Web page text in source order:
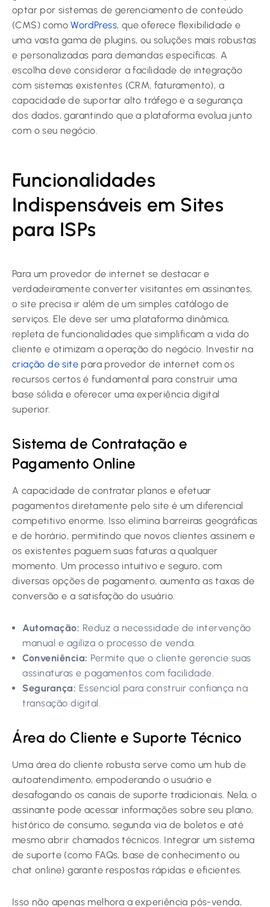
optar por sistemas de gerenciamento de conteúdo
(CMS) comoWordPress, que oferece flexibilidade e
uma vasta gama de plugins, ou soluções mais robustas
e personalizadas para demandas específicas. A
escolha deve considerar a facilidade de integração
com sistemas existentes (CRM, faturamento), a
capacidade de suportar alto tráfego e a segurança
dos dados, garantindo que a plataforma evolua junto
com o seu negócio.
Funcionalidades
Indispensáveis em Sites
para ISPs
Para um provedor de internet se destacar e
verdadeiramente converter visitantes em assinantes,
o site precisa ir além de um simples catálogo de
serviços. Ele deve ser uma plataforma dinâmica,
repleta de funcionalidades que simplificam a vida do
cliente e otimizam a operação do negócio. Investir na
criação de site para provedor de internet com os
recursos certos é fundamental para construir uma
base sólida e oferecer uma experiência digital
superior.
Sistema de Contratação e
Pagamento Online
A capacidade de contratar planos e efetuar
pagamentos diretamente pelo site é um diferencial
competitivo enorme. Isso elimina barreiras geográficas
e de horário, permitindo que novos clientes assinem e
os existentes paguem suas faturas a qualquer
momento. Um processo intuitivo e seguro, com
diversas opções de pagamento, aumenta as taxas de
conversão e a satisfação do usuário.
Automação: Reduz a necessidade de intervenção
manual e agiliza o processo de venda.
Conveniência: Permite que o cliente gerencie suas
assinaturas e pagamentos com facilidade.
Segurança: Essencial para construir confiança na
transação digital.
Área do Cliente e Suporte Técnico
Uma área do cliente robusta serve como um hub de
autoatendimento, empoderando o usuário e
desafogando os canais de suporte tradicionais. Nela, o
assinante pode acessar informações sobre seu plano,
histórico de consumo, segunda via de boletos e até
mesmo abrir chamados técnicos. Integrar um sistema
de suporte (como FAQs, base de conhecimento ou
chat online) garante respostas rápidas e eficientes.
Isso não apenas melhora a experiência pós-venda,